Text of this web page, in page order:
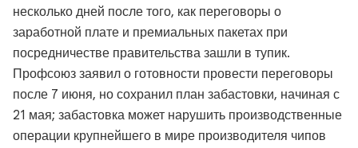
несколько дней после того, как переговоры о
заработной плате и премиальных пакетах при
посредничестве правительства зашли в тупик.
Профсоюз заявил о готовности провести переговоры
после 7 июня, но сохранил план забастовки, начиная с
21 мая; забастовка может нарушить производственные
операции крупнейшего в мире производителя чипов